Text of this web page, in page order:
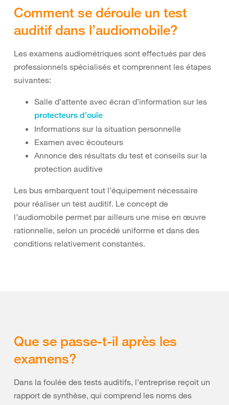
Comment se déroule un test
auditif dans l’audiomobile?
Les examens audiométriques sont effectués par des
professionnels spécialisés et comprennent les étapes
suivantes:
Salle d’attente avec écran d’information sur les
protecteurs d’ouïe
Informations sur la situation personnelle
Examen avec écouteurs
Annonce des résultats du test et conseils sur la
protection auditive
Les bus embarquent tout l’équipement nécessaire
pour réaliser un test auditif. Le concept de
l’audiomobile permet par ailleurs une mise en œuvre
rationnelle, selon un procédé uniforme et dans des
conditions relativement constantes.
Que se passe-t-il après les
examens?
Dans la foulée des tests auditifs, l’entreprise reçoit un
rapport de synthèse, qui comprend les noms des